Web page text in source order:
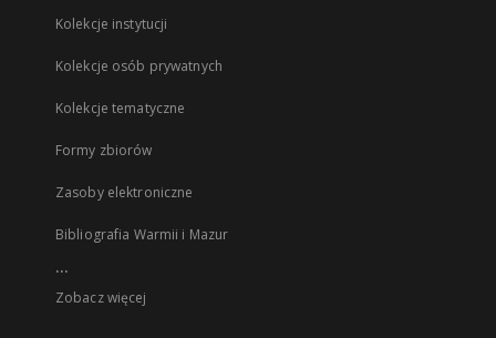
Kolekcje instytucji
Kolekcje osób prywatnych
Kolekcje tematyczne
Formy zbiorów
Zasoby elektroniczne
Bibliografia Warmii i Mazur
...
Zobacz więcej